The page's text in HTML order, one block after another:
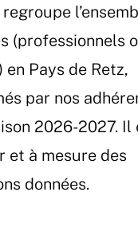
(professionnels
en Pays de Retz,
par nos
2026-2027. Il
et à mesure des
données.